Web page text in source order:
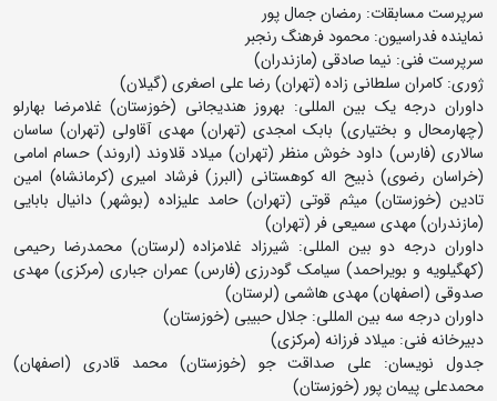
سرپرست مسابقات: رمضان جمال پور
نماینده فدراسیون: محمود فرهنگ رنجبر
سرپرست فنی: نیما صادقی (مازندران)
ژوری: کامران سلطانی زاده (تهران) رضا علی اصغری (گیلان)
داوران درجه یک بین المللی: بهروز هندیجانی (خوزستان) غلامرضا بهارلو
(چهارمحال و بختیاری) بابک امجدی (تهران) مهدی آقاولی (تهران) ساسان
سالاری (فارس) داود خوش منظر (تهران) میلاد قلاوند (اروند) حسام امامی
(خراسان رضوی) ذبیح اله کوهستانی (البرز) فرشاد امیری (کرمانشاه) امین
تادین (خوزستان) میثم قوتی (تهران) حامد علیزاده (بوشهر) دانیال بابایی
(مازندران) مهدی سمیعی فر (تهران)
داوران درجه دو بین المللی: شیرزاد غلامزاده (لرستان) محمدرضا رحیمی
(کهگیلویه و بویراحمد) سیامک گودرزی (فارس) عمران جباری (مرکزی) مهدی
صدوقی (اصفهان) مهدی هاشمی (لرستان)
داوران درجه سه بین المللی: جلال حبیبی (خوزستان)
دبیرخانه فنی: میلاد فرزانه (مرکزی)
جدول نویسان: علی صداقت جو (خوزستان) محمد قادری (اصفهان)
محمدعلی پیمان پور (خوزستان)